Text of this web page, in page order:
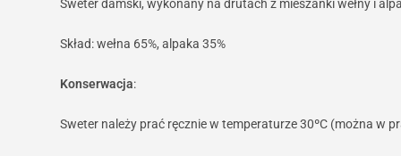
Sweter damski, wykonany na drutach z mieszanki wełny i
Skład: wełna 65%, alpaka 35%
Konserwacja:
Sweter należy prać ręcznie w temperaturze 30ºC (można w